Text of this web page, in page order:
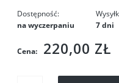
Dostępność:
na wyczerpaniu
7 dni
Cena: 220,00 ZŁ